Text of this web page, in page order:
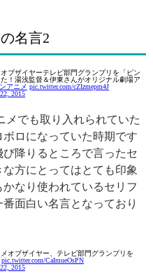
名言2
ブザイヤーテレビ部門グランプリを「ピン
！湯浅監督＆伊東さんがオリジナル劇場ア
アニメ pic.twitter.com/cZIzmepm4J
2015
メでも取り入れられていた
ロになっていた時期です
降りるところで言ったセ
方にとってはとても印象
なり使われているセリフ
面白い名言となっており
オブザイヤー、テレビ部門グランプリを
pic.twitter.com/CaImueOsPN
2015